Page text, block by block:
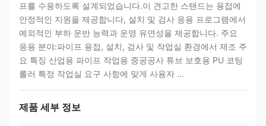
프를 수용하도록 설계되었습니다.이 견고한 스탠드는 용접에
안정적인 지원을 제공합니다, 설치 및 검사 응용 프로그램에서
예외적인 부하 운반 능력과 운영 유연성을 제공합니다. 주요
응용 분야:파이프 용접, 설치, 검사 및 작업실 환경에서 제조 주
요 특징 산업용 파이프 작업용 중공공사 튜브 보호용 PU 코팅
롤러 특정 작업실 요구 사항에 맞게 사용자 ...
제품 세부 정보